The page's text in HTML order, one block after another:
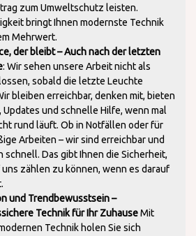
zum Umweltschutz leisten.
bringt Ihnen modernste Technik
Mehrwert.
der bleibt – Auch nach der letzten
: Wir sehen unsere Arbeit nicht als
sobald die letzte Leuchte
bleiben erreichbar, denken mit, bieten
Updates und schnelle Hilfe, wenn mal
rund läuft. Ob in Notfällen oder für
Arbeiten – wir sind erreichbar und
schnell. Das gibt Ihnen die Sicherheit,
zählen zu können, wenn es darauf
und Trendbewusstsein –
Technik für Ihr ZuhauseMit
Technik holen Sie sich